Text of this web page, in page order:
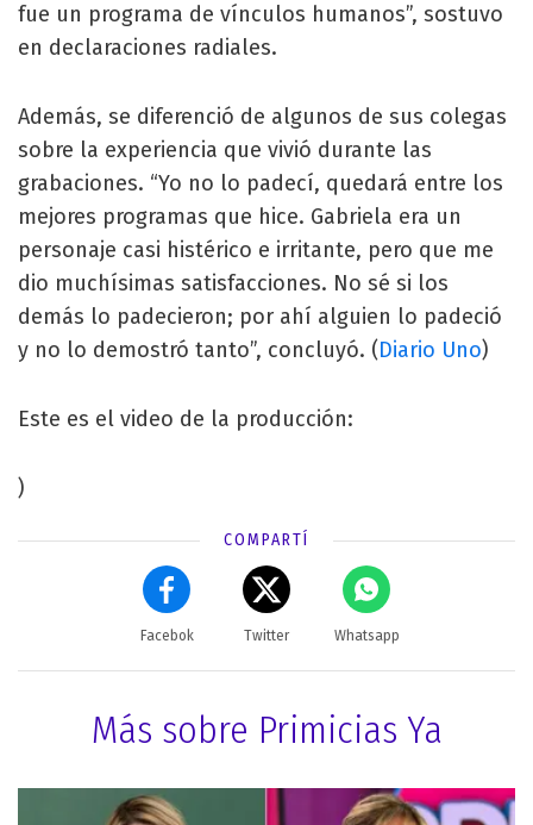
fue un programa de vínculos humanos”, sostuvo
en declaraciones radiales.
Además, se diferenció de algunos de sus colegas
sobre la experiencia que vivió durante las
grabaciones. “Yo no lo padecí, quedará entre los
mejores programas que hice. Gabriela era un
personaje casi histérico e irritante, pero que me
dio muchísimas satisfacciones. No sé si los
demás lo padecieron; por ahí alguien lo padeció
y no lo demostró tanto”, concluyó. (Diario Uno)
Este es el video de la producción:
)
COMPARTÍ
Facebok Twitter Whatsapp
Más sobre Primicias Ya